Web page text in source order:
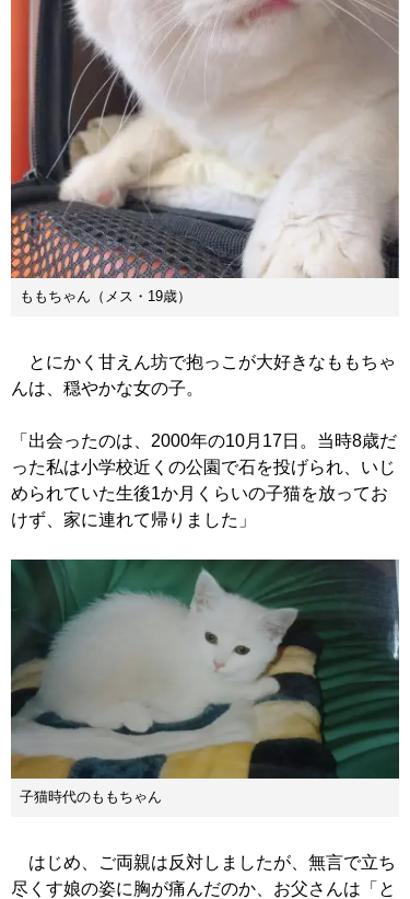
ももちゃん（メス・19歳）
とにかく甘えん坊で抱っこが大好きなももちゃ
んは、穏やかな女の子。
「出会ったのは、2000年の10月17日。当時8歳だ
った私は小学校近くの公園で石を投げられ、いじ
められていた生後1か月くらいの子猫を放ってお
けず、家に連れて帰りました」
子猫時代のももちゃん
はじめ、ご両親は反対しましたが、無言で立ち
尽くす娘の姿に胸が痛んだのか、お父さんは「と